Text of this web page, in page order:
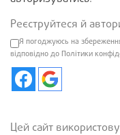
Реєструйтеся й
Я погоджуюсь на
відповідно до Політики
Цей сайт